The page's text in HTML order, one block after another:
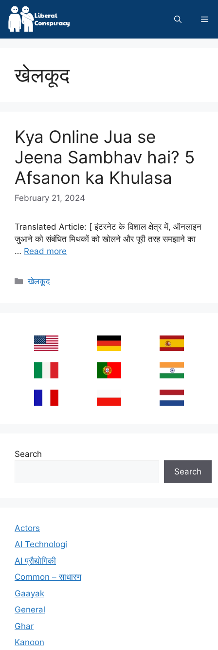
Skip
content
खेलकूद
Kya Online Jua se
Jeena Sambhav hai? 5
Afsanon ka Khulasa
February 21, 2024
Translated Article: [ इंटरनेट के विशाल क्षेत्र में, ऑनलाइन
जुआने को संबंधित मिथकों को खोलने और पूरी तरह समझाने का
… Read more
Categories
खेलकूद
Search
Search
Actors
AI Technologi
AI प्रौद्योगिकी
Common – साधारण
Gaayak
General
Ghar
Kanoon